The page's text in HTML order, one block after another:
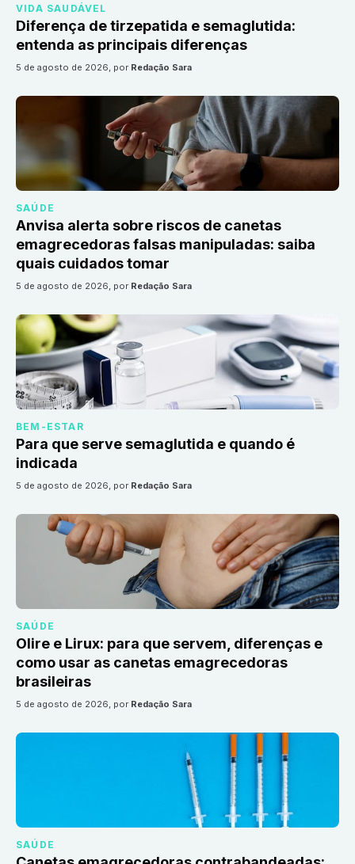
VIDA SAUDÁVEL
Diferença de tirzepatida e semaglutida:
entenda as principais diferenças
5 de agosto de 2026, por Redação Sara
SAÚDE
Anvisa alerta sobre riscos de canetas
emagrecedoras falsas manipuladas: saiba
quais cuidados tomar
5 de agosto de 2026, por Redação Sara
BEM-ESTAR
Para que serve semaglutida e quando é
indicada
5 de agosto de 2026, por Redação Sara
SAÚDE
Olire e Lirux: para que servem, diferenças e
como usar as canetas emagrecedoras
brasileiras
5 de agosto de 2026, por Redação Sara
SAÚDE